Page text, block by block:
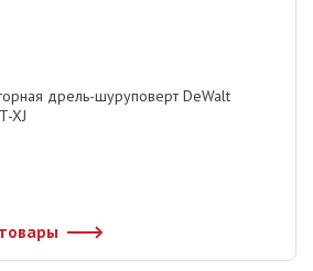
дрель-шуруповерт DeWalt
XJ